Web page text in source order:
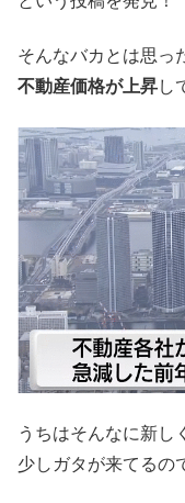
そんなバカとは思っ
不動産価格が上昇し
うちはそんなに新し
少しガタが来てるの